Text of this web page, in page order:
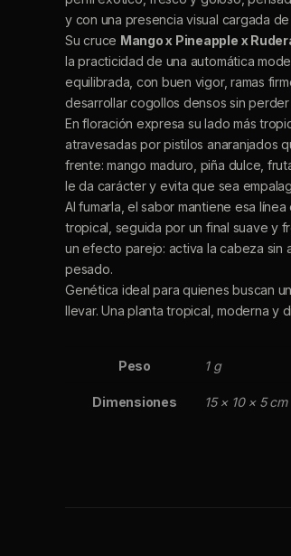
y con una presencia visual cargada de
Su cruce Mango x Pineapple x
la practicidad de una automática
equilibrada, con buen vigor, ramas
desarrollar cogollos densos sin
En floración expresa su lado más
atravesadas por pistilos anaranjados
frente: mango maduro, piña dulce,
le da carácter y evita que sea
Al fumarla, el sabor mantiene esa
tropical, seguida por un final suave y
un efecto parejo: activa la cabeza sin
pesado.
Genética ideal para quienes buscan
llevar. Una planta tropical, moderna y
Peso 1 g
Dimensiones 15 × 10 × 5 cm